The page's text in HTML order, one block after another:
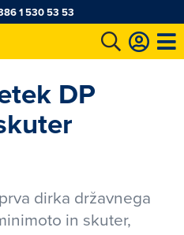
1 530 53 53
DP
dirka državnega
in skuter,